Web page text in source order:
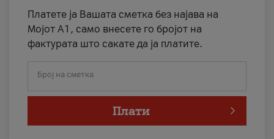
Платете ја Вашата сметка без најава на
Мојот А1, само внесете го бројот на
фактурата што сакате да ја платите.
Број на сметка
Плати